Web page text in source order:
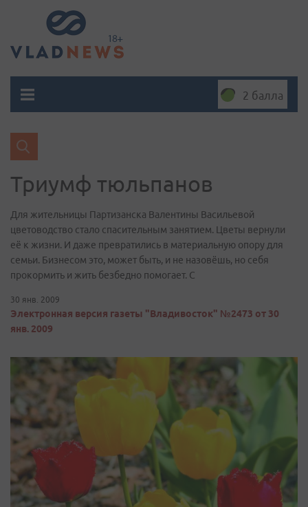
2 балла
Триумф тюльпанов
Для жительницы Партизанска Валентины Васильевой
цветоводство стало спасительным занятием. Цветы вернули
её к жизни. И даже превратились в материальную опору для
семьи. Бизнесом это, может быть, и не назовёшь, но себя
прокормить и жить безбедно помогает. С
30 янв. 2009
Электронная версия газеты "Владивосток" №2473 от 30
янв. 2009